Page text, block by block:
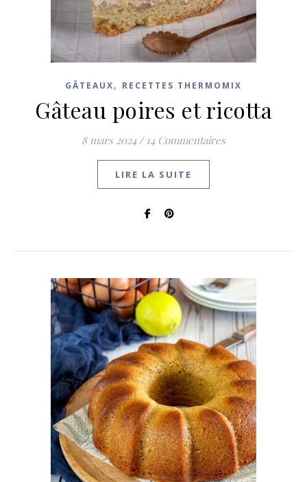
GÂTEAUX, RECETTES THERMOMIX
Gâteau poires et ricotta
8 mars 2024 / 14 Commentaires
LIRE LA SUITE